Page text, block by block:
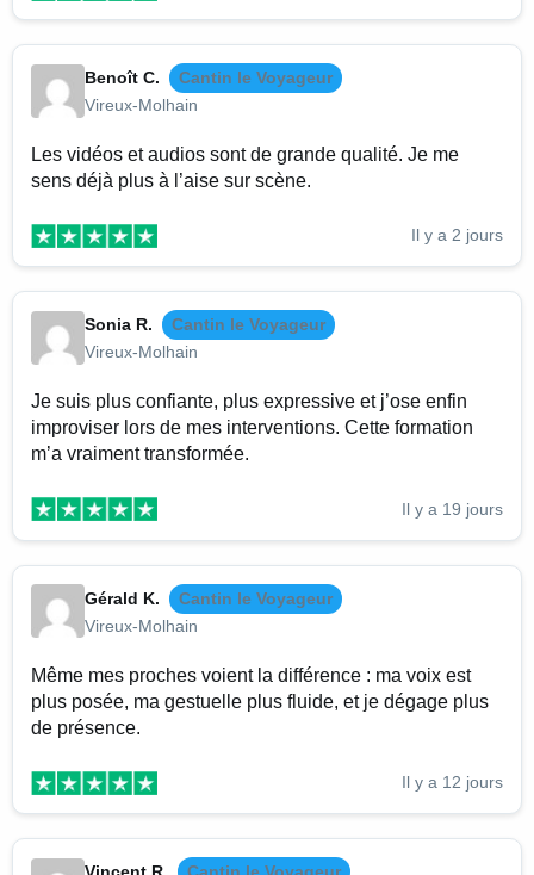
Benoît C.
Cantin le Voyageur
Vireux-Molhain
Les vidéos et audios sont de grande qualité. Je me
sens déjà plus à l’aise sur scène.
Il y a 2 jours
Sonia R.
Cantin le Voyageur
Vireux-Molhain
Je suis plus confiante, plus expressive et j’ose enfin
improviser lors de mes interventions. Cette formation
m’a vraiment transformée.
Il y a 19 jours
Gérald K.
Cantin le Voyageur
Vireux-Molhain
Même mes proches voient la différence : ma voix est
plus posée, ma gestuelle plus fluide, et je dégage plus
de présence.
Il y a 12 jours